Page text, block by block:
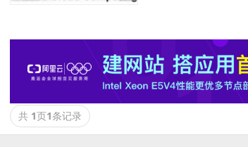
共 1页1条记录